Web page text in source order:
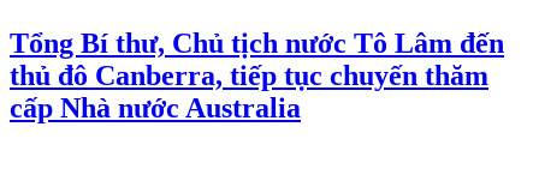
Tổng Bí thư, Chủ tịch nước Tô Lâm đến
thủ đô Canberra, tiếp tục chuyến thăm
cấp Nhà nước Australia